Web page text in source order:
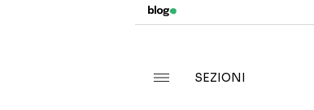
SEZIONI